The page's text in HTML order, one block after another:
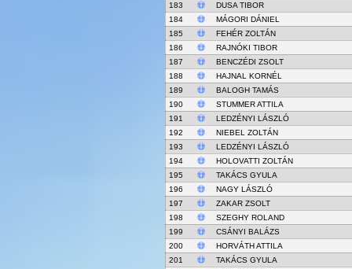
183
DUSA TIBOR
184
MÁGORI DÁNIEL
185
FEHÉR ZOLTÁN
186
RAJNÓKI TIBOR
187
BENCZÉDI ZSOLT
188
HAJNAL KORNÉL
189
BALOGH TAMÁS
190
STUMMER ATTILA
191
LEDZÉNYI LÁSZLÓ
192
NIEBEL ZOLTÁN
193
LEDZÉNYI LÁSZLÓ
194
HOLOVATTI ZOLTÁN
195
TAKÁCS GYULA
196
NAGY LÁSZLÓ
197
ZAKAR ZSOLT
198
SZEGHY ROLAND
199
CSÁNYI BALÁZS
200
HORVÁTH ATTILA
201
TAKÁCS GYULA